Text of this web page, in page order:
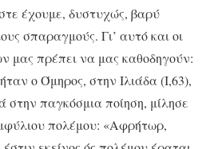
έχουμε, δυστυχώς, βαρύ
σπαραγμούς. Γι’ αυτό και οι
μας πρέπει να μας καθοδηγούν:
ο Όμηρος, στην Ιλιάδα (Ι,63),
παγκόσμια ποίηση, μίλησε
πολέμου: «Αφρήτωρ,